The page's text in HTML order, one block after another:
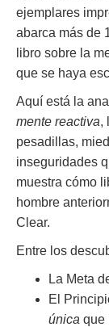
ejemplares
abarca más de
libro sobre la
que se haya
Aquí está la
mente reactiva,
pesadillas,
inseguridades
muestra cómo
hombre
Clear.
Entre los
La Meta
El
única que